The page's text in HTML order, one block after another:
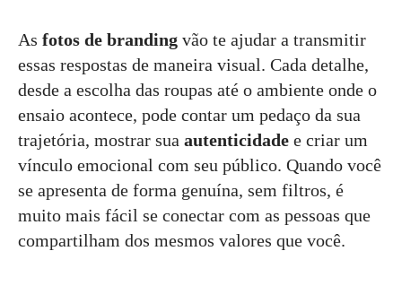
As fotos de branding vão te ajudar a transmitir
essas respostas de maneira visual. Cada detalhe,
desde a escolha das roupas até o ambiente onde o
ensaio acontece, pode contar um pedaço da sua
trajetória, mostrar sua autenticidade e criar um
vínculo emocional com seu público. Quando você
se apresenta de forma genuína, sem filtros, é
muito mais fácil se conectar com as pessoas que
compartilham dos mesmos valores que você.